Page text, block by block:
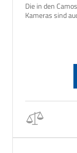
Die in den